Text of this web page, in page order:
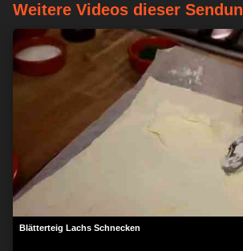
Weitere Videos dieser
Blätterteig Lachs Schnecken